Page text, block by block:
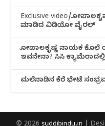
Exclusive video/
ಮಾಡಿದ ವಿಡಿಯೋ ವೈರಲ್
ಗೋಪಾಲಕೃಷ್ಣ ನಾಯಕ ಕೊಲೆ
ಇವನೇನಾ? ಸಿಸಿ
ಮಲೆನಾಡಿ‌ನ ಕೆರೆ ಭೇಟೆ